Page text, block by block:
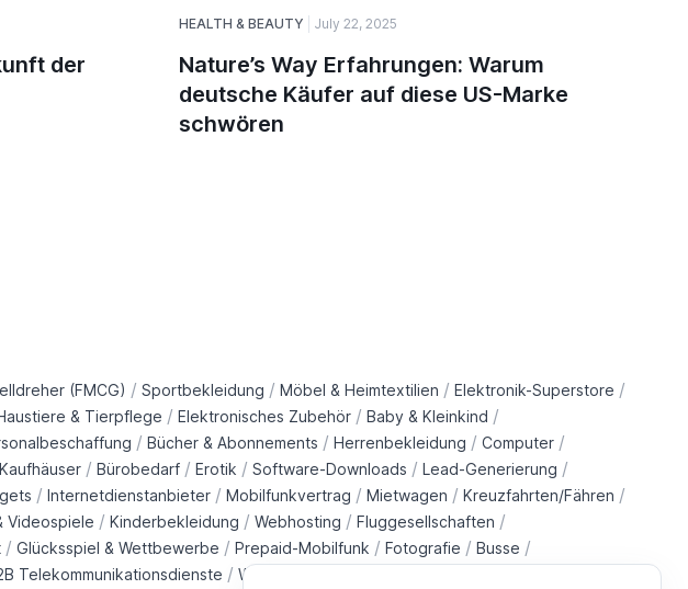
der
HEALTH & BEAUTY July 22, 2025
Nature’s Way Erfahrungen: Warum
deutsche Käufer auf diese US-Marke
schwören
(FMCG) / Sportbekleidung / Möbel & Heimtextilien / Elektronik-Superstore /
& Tierpflege / Elektronisches Zubehör / Baby & Kleinkind /
/ Bücher & Abonnements / Herrenbekleidung / Computer /
Kaufhäuser / Bürobedarf / Erotik / Software-Downloads / Lead-Generierung /
/ Internetdienstanbieter / Mobilfunkvertrag / Mietwagen / Kreuzfahrten/Fähren /
Videospiele / Kinderbekleidung / Webhosting / Fluggesellschaften /
/ Glücksspiel & Wettbewerbe / Prepaid-Mobilfunk / Fotografie / Busse /
Telekommunikationsdienste / Wohltätigkeitsorganisationen